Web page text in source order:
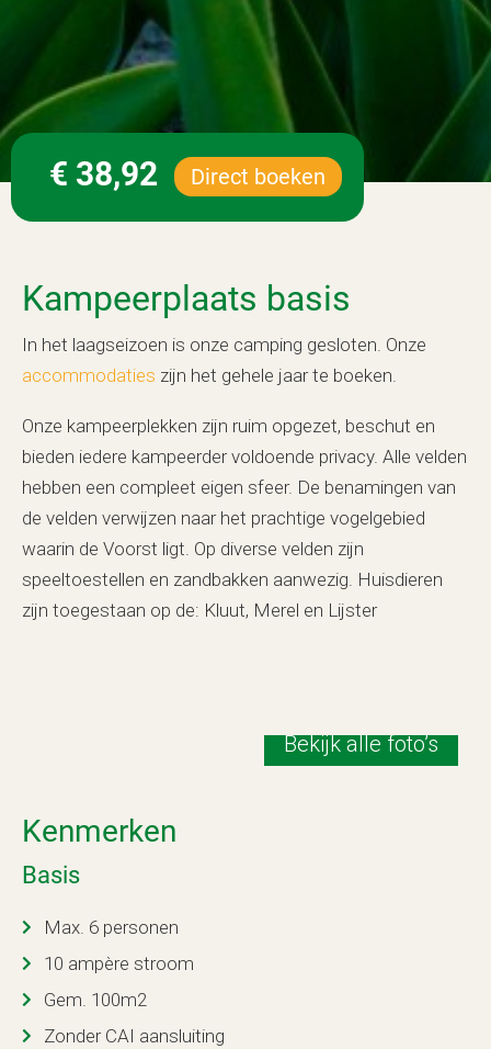
€ 38,92 Direct boeken
Kampeerplaats basis
In het laagseizoen is onze camping gesloten. Onze
accommodaties zijn het gehele jaar te boeken.
Onze kampeerplekken zijn ruim opgezet, beschut en
bieden iedere kampeerder voldoende privacy. Alle velden
hebben een compleet eigen sfeer. De benamingen van
de velden verwijzen naar het prachtige vogelgebied
waarin de Voorst ligt. Op diverse velden zijn
speeltoestellen en zandbakken aanwezig. Huisdieren
zijn toegestaan op de: Kluut, Merel en Lijster
Bekijk alle foto’s
Kenmerken
Basis
Max. 6 personen
10 ampère stroom
Gem. 100m2
Zonder CAI aansluiting